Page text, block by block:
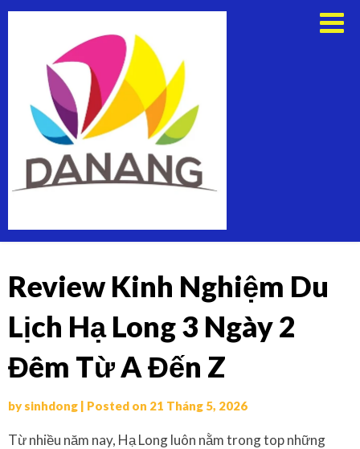
Skip
Review Kinh Nghiệm Du
Lịch Hạ Long 3 Ngày 2
Đêm Từ A Đến Z
by sinhdong | Posted on 21 Tháng 5, 2026
Từ nhiều năm nay, Hạ Long luôn nằm trong top những